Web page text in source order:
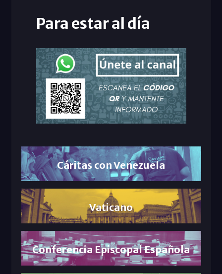
Para estar al día
Cáritas con Venezuela
Vaticano
Conferencia Episcopal Española